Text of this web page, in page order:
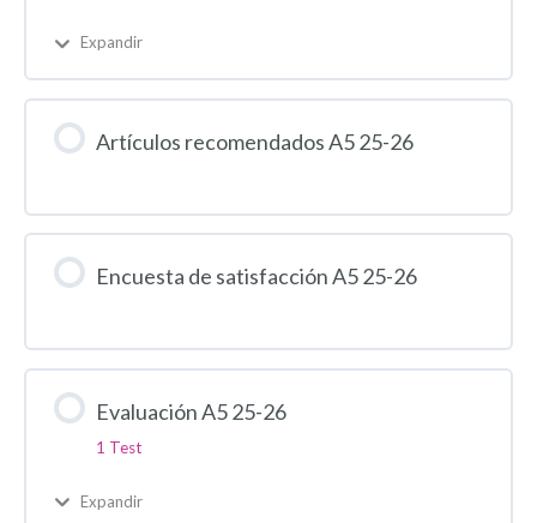
Expandir
Artículos recomendados A5 25-26
Encuesta de satisfacción A5 25-26
Evaluación A5 25-26
1 Test
Expandir